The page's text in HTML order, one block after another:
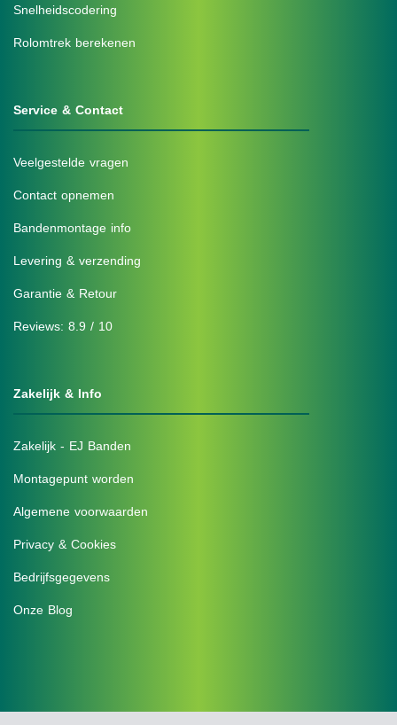
Snelheidscodering
Rolomtrek berekenen
Service & Contact
Veelgestelde vragen
Contact opnemen
Bandenmontage info
Levering & verzending
Garantie & Retour
Reviews: 8.9 / 10
Zakelijk & Info
Zakelijk - EJ Banden
Montagepunt worden
Algemene voorwaarden
Privacy & Cookies
Bedrijfsgegevens
Onze Blog